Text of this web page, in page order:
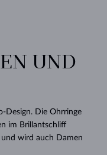
UND D
Design. Die Ohrringe
im Brillantschliff
und wird auch Damen